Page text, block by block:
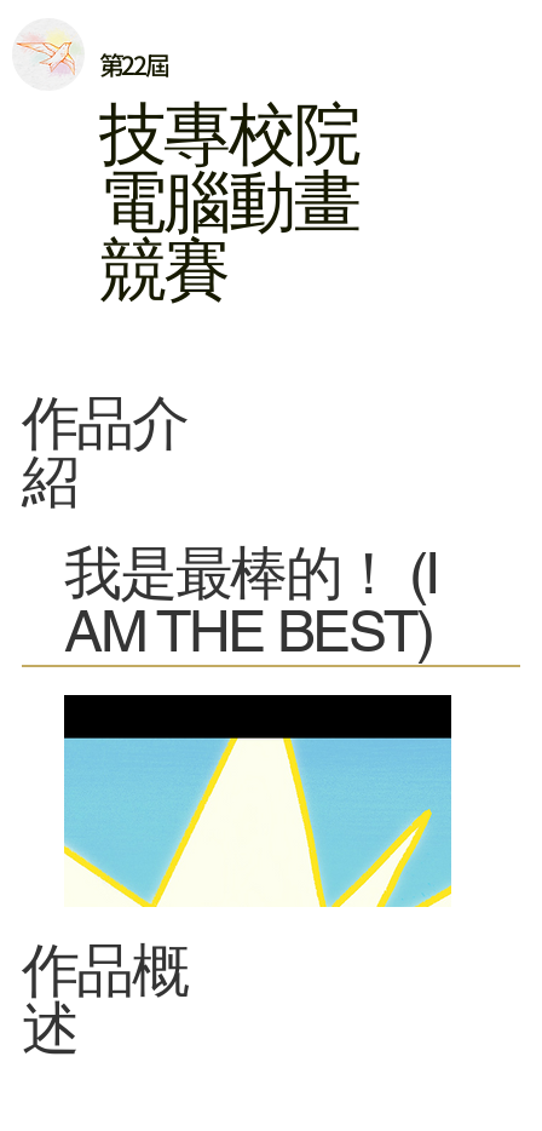
第22屆
​技專校院
電腦動畫
競賽
​作品介
紹
我是最棒的！ (I
AM THE BEST)
​作品概
述